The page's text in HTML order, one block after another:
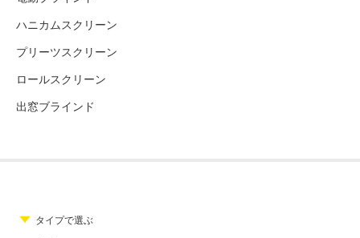
ハニカムスクリーン
プリーツスクリーン
ロールスクリーン
出窓ブラインド
タイプで選ぶ